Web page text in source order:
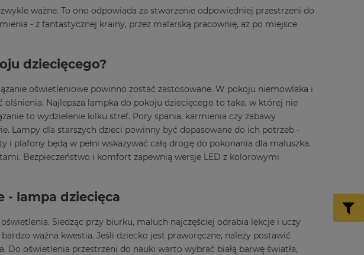
ważne. To ono odpowiada za stworzenie odpowiedniej przestrzeni do
- z fantastycznej krainy, przez malarską pracownię, aż po miejsce
dziecięcego?
oświetleniowe powinno zostać zastosowane. W pokoju niemowlaka i
Najlepsza lampka do pokoju dziecięcego to taka, w której nie
to wydzielenie kilku stref. Pory spania, karmienia czy zabawy
Lampy dla starszych dzieci powinny być dopasowane do ich potrzeb -
i plafony będą w pełni wskazywać całą drogę do pokonania dla maluszka.
Bezpieczeństwo i komfort zapewnią wersje LED z kolorowymi
- lampa dziecięca
Siedząc przy biurku, maluch najczęściej odrabia lekcje i uczy
ważna kwestia. Jeśli dziecko jest praworęczne, należy postawić
Do oświetlenia przestrzeni do nauki warto wybrać białą barwę światła,